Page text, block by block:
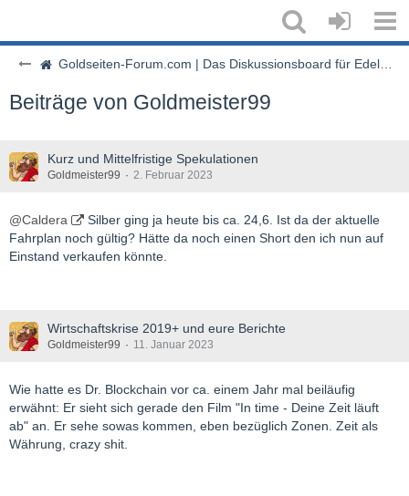
Goldseiten-Forum.com | Das Diskussionsboard für Edelmetalle & Rohstoffe
Beiträge von Goldmeister99
Kurz und Mittelfristige Spekulationen
Goldmeister99 2. Februar 2023
@Caldera
Silber ging ja heute bis ca. 24,6. Ist da der aktuelle
Fahrplan noch gültig? Hätte da noch einen Short den ich nun auf
Einstand verkaufen könnte.
Wirtschaftskrise 2019+ und eure Berichte
Goldmeister99 11. Januar 2023
Wie hatte es Dr. Blockchain vor ca. einem Jahr mal beiläufig
erwähnt: Er sieht sich gerade den Film "In time - Deine Zeit läuft
ab" an. Er sehe sowas kommen, eben bezüglich Zonen. Zeit als
Währung, crazy shit.